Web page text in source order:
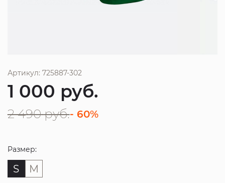
Артикул: 725887-302
1 000 руб.
2 490 руб.- 60%
Размер:
S M